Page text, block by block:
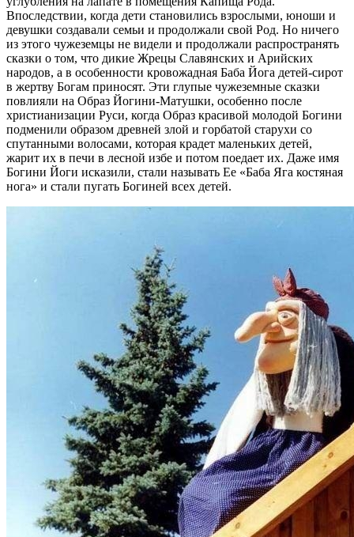
Впоследствии, когда дети становились взрослыми, юноши и
девушки создавали семьи и продолжали свой Род. Но ничего
из этого чужеземцы не видели и продолжали распространять
сказки о том, что дикие Жрецы Славянских и Арийских
народов, а в особенности кровожадная Баба Йога детей-сирот
в жертву Богам приносят. Эти глупые чужеземные сказки
повлияли на Образ Йогини-Матушки, особенно после
христианизации Руси, когда Образ красивой молодой Богини
подменили образом древней злой и горбатой старухи со
спутанными волосами, которая крадет маленьких детей,
жарит их в печи в лесной избе и потом поедает их. Даже имя
Богини Йоги исказили, стали называть Ее «Баба Яга костяная
нога» и стали пугать Богиней всех детей.